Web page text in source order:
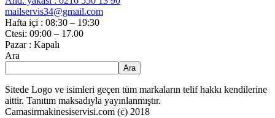
mailservis34@gmail.com
Hafta içi : 08:30 – 19:30
Ctesi: 09:00 – 17.00
Pazar : Kapalı
Ara
Ara
Sitede Logo ve isimleri geçen tüm markaların telif hakkı kendilerine
aittir. Tanıtım maksadıyla yayınlanmıştır.
Camasirmakinesiservisi.com (c) 2018